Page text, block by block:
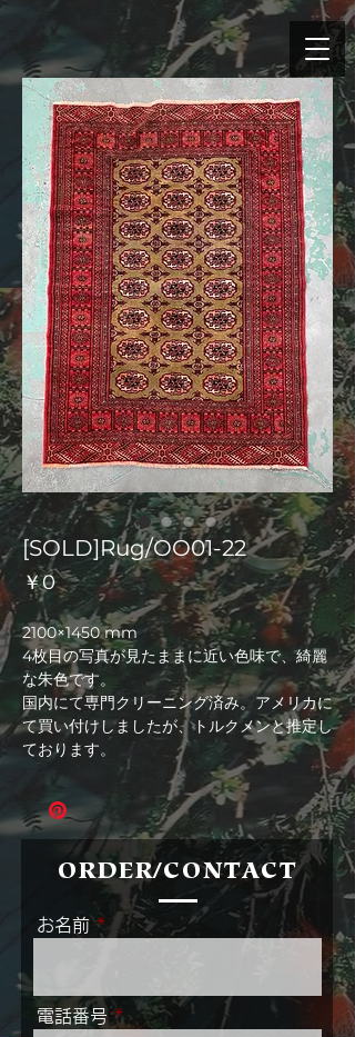
[SOLD]Rug/OO01-22
￥0価
格
2100×1450 mm
4枚目の写真が見たままに近い色味で、綺麗
な朱色です。
国内にて専門クリーニング済み。アメリカに
て買い付けしましたが、トルクメンと推定し
ております。
ORDER/CONTACT
お名前
電話番号